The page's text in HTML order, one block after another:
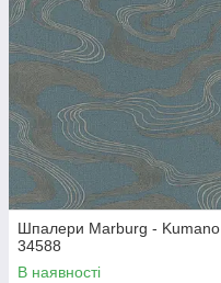
Шпалери Marburg - Kumano
34588
В наявності